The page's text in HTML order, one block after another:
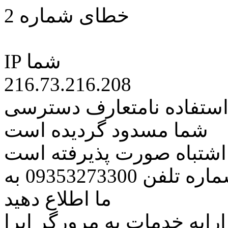
خطای شماره 2
IP شما
216.73.216.208
نامتعارف دسترسی
شما مسدود گردیده است
اشتباه صورت پذیرفته است
مراتب این مسئله را از طریق شماره تلفن 09353273300 به
ما اطلاع دهید
خدمات به مرورگر اپرا